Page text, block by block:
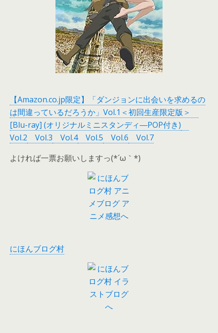
【Amazon.co.jp限定】「ダンジョンに出会いを求めるの
は間違っているだろうか」Vol.1＜初回生産限定版＞
[Blu-ray] (オリジナルミニスタンディ―POP付き)
Vol.2 Vol.3 Vol.4Vol.5 Vol.6 Vol.7
よければ一票お願いしますっ(*´ω｀*)
にほんブログ村